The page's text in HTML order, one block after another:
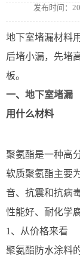
发布时间：
地下室堵漏材料
后堵小漏，先堵
板。
一、 地下室堵漏
用什么材料
聚氨酯是一种高
软质聚氨酯主要
音、抗震和抗病
性能好、耐化学
1、从价格来看
聚氨酯防水涂料